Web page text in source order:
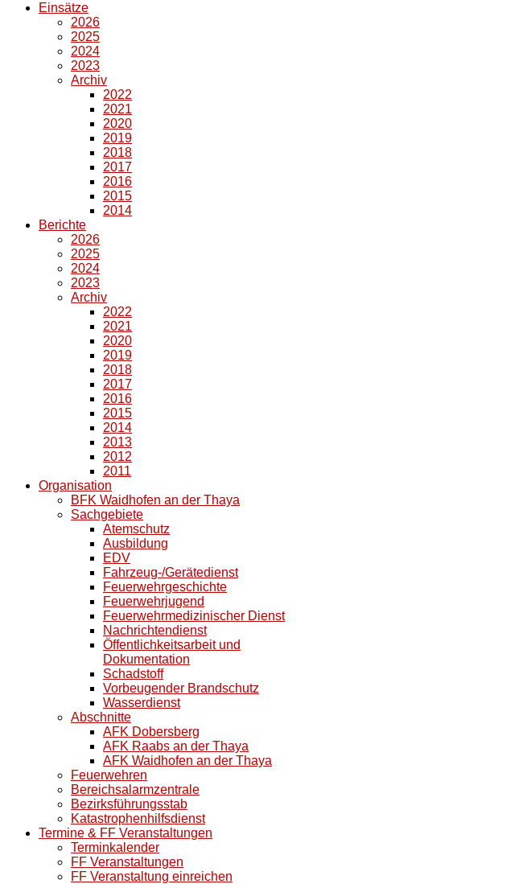
Einsätze
2026
2025
2024
2023
Archiv
2022
2021
2020
2019
2018
2017
2016
2015
2014
Berichte
2026
2025
2024
2023
Archiv
2022
2021
2020
2019
2018
2017
2016
2015
2014
2013
2012
2011
Organisation
BFK Waidhofen an der Thaya
Sachgebiete
Atemschutz
Ausbildung
EDV
Fahrzeug-/Gerätedienst
Feuerwehrgeschichte
Feuerwehrjugend
Feuerwehrmedizinischer Dienst
Nachrichtendienst
Öffentlichkeitsarbeit und
Dokumentation
Schadstoff
Vorbeugender Brandschutz
Wasserdienst
Abschnitte
AFK Dobersberg
AFK Raabs an der Thaya
AFK Waidhofen an der Thaya
Feuerwehren
Bereichsalarmzentrale
Bezirksführungsstab
Katastrophenhilfsdienst
Termine & FF Veranstaltungen
Terminkalender
FF Veranstaltungen
FF Veranstaltung einreichen